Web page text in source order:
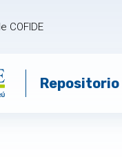
COFIDE
Repositorio